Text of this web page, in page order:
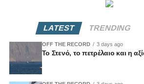
LATEST TRENDING
OFF THE RECORD 3 days ago
Το Στενό, το πετρέλαιο και η